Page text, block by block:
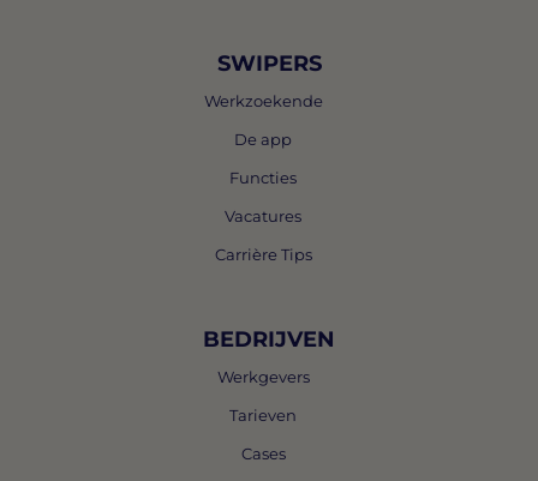
SWIPERS
Werkzoekende
De app
Functies
Vacatures
Carrière Tips
BEDRIJVEN
Werkgevers
Tarieven
Cases